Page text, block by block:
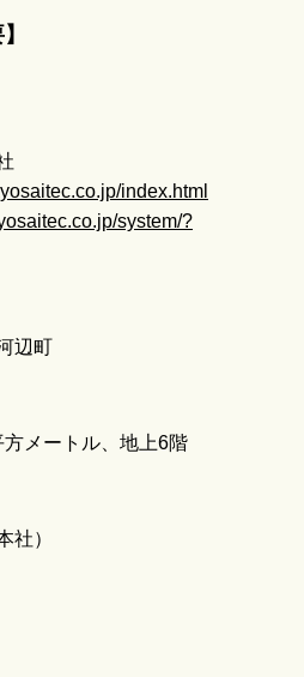
index.html
system/?
辺町
メートル、地上6階
社）